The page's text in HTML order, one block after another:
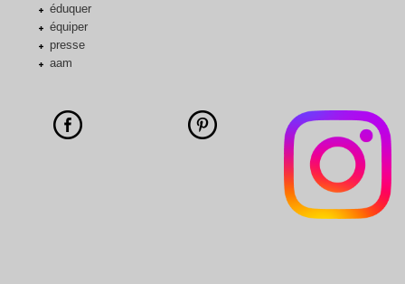
éduquer
équiper
presse
aam